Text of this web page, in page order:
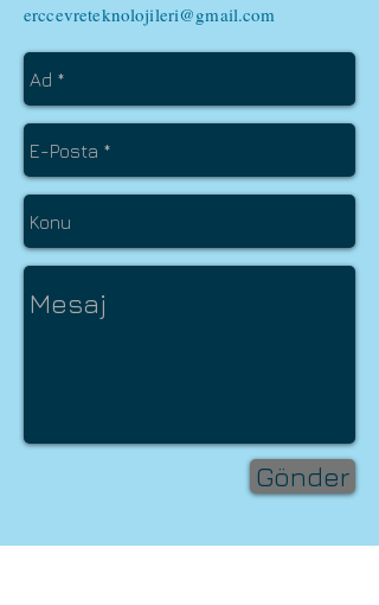
erccevreteknolojileri@gmail.com
Gönder